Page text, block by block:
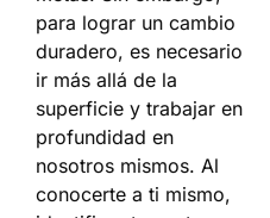
para lograr un cambio
duradero, es necesario
ir más allá de la
superficie y trabajar en
profundidad en
nosotros mismos. Al
conocerte a ti mismo,